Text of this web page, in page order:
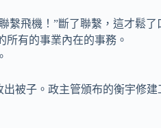
機！”斷了聯繫，這才鬆了
有的事業內在的事務。
被子。政主管頒布的衡宇修